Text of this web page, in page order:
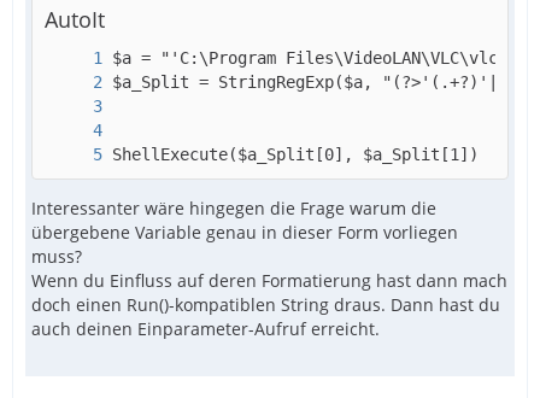
AutoIt
ShellExecute($a_Split[0], $a_Split[1])
Interessanter wäre hingegen die Frage warum die
übergebene Variable genau in dieser Form vorliegen
muss?
Wenn du Einfluss auf deren Formatierung hast dann mach
doch einen Run()-kompatiblen String draus. Dann hast du
auch deinen Einparameter-Aufruf erreicht.